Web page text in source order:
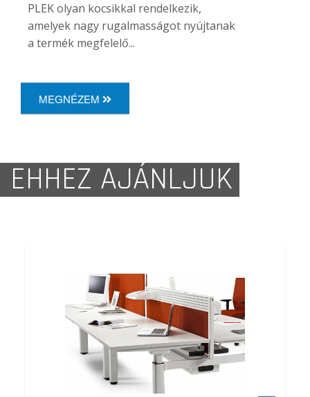
PLEK olyan kocsikkal rendelkezik,
amelyek nagy rugalmasságot nyújtanak
a termék megfelelő...
MEGNÉZEM
EHHEZ AJÁNLJUK